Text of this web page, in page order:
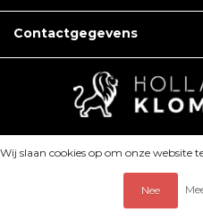
Contactgegevens
Wij slaan cookies op om onze website
Nee